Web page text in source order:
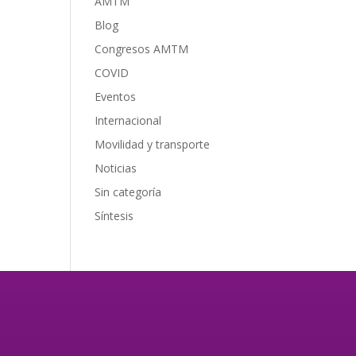
Blog
Congresos AMTM
COVID
Eventos
Internacional
Movilidad y transporte
Noticias
Sin categoría
Síntesis